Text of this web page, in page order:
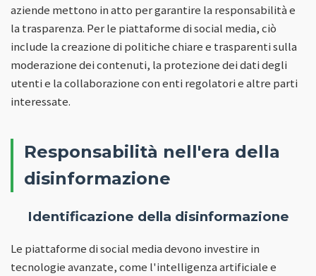
aziende mettono in atto per garantire la responsabilità e
la trasparenza. Per le piattaforme di social media, ciò
include la creazione di politiche chiare e trasparenti sulla
moderazione dei contenuti, la protezione dei dati degli
utenti e la collaborazione con enti regolatori e altre parti
interessate.
Responsabilità nell'era della
disinformazione
Identificazione della disinformazione
Le piattaforme di social media devono investire in
tecnologie avanzate, come l'intelligenza artificiale e